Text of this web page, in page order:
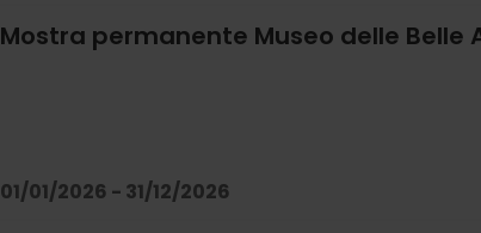
Mostra permanente Museo delle Belle
01/01/2026 - 31/12/2026